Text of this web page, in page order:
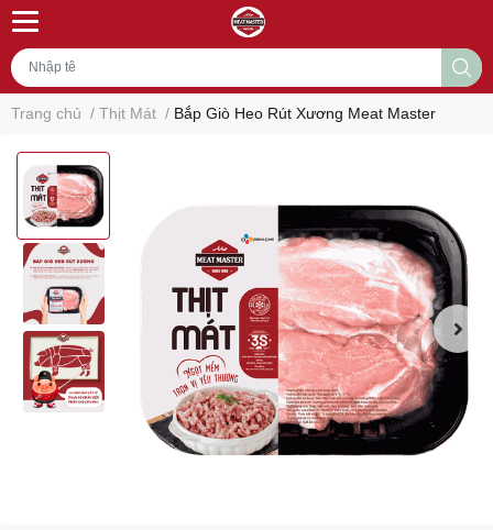
Trang chủ / Thịt Mát / Bắp Giò Heo Rút Xương Meat Master